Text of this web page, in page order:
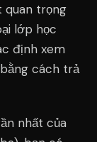
quan trọng
lớp học
định xem
cách trả
nhất của